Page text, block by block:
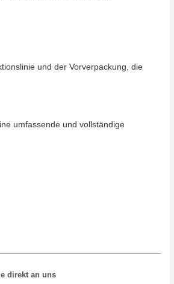
und der Vorverpackung, die
umfassende und vollständige
direkt an uns